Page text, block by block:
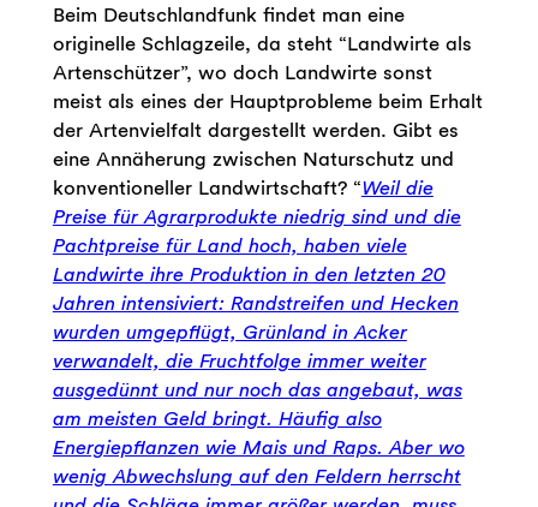
Beim Deutschlandfunk findet man eine
originelle Schlagzeile, da steht “Landwirte als
Artenschützer”, wo doch Landwirte sonst
meist als eines der Hauptprobleme beim Erhalt
der Artenvielfalt dargestellt werden. Gibt es
eine Annäherung zwischen Naturschutz und
konventioneller Landwirtschaft? “Weil die
Preise für Agrarprodukte niedrig sind und die
Pachtpreise für Land hoch, haben viele
Landwirte ihre Produktion in den letzten 20
Jahren intensiviert: Randstreifen und Hecken
wurden umgepflügt, Grünland in Acker
verwandelt, die Fruchtfolge immer weiter
ausgedünnt und nur noch das angebaut, was
am meisten Geld bringt. Häufig also
Energiepflanzen wie Mais und Raps. Aber wo
wenig Abwechslung auf den Feldern herrscht